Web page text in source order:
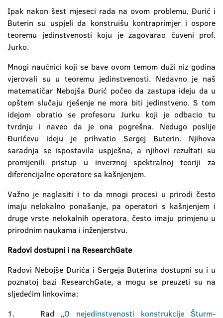
Ipak nakon šest mjeseci rada na ovom problemu, Đurić i
Buterin su uspjeli da konstruišu kontraprimjer i ospore
teoremu jedinstvenosti koju je zagovarao čuveni prof.
Jurko.
Mnogi naučnici koji se bave ovom temom duži niz godina
vjerovali su u teoremu jedinstvenosti. Nedavno je naš
matematičar Nebojša Đurić počeo da zastupa ideju da u
opštem slučaju rješenje ne mora biti jedinstveno. S tom
idejom obratio se profesoru Jurku koji je odbacio tu
tvrdnju i naveo da je ona pogrešna. Nedugo poslije
Đurićevu ideju je prihvatio Sergej Buterin. Njihova
saradnja se ispostavila uspješna, a njihovi rezultati su
promijenili pristup u inverznoj spektralnoj teoriji za
diferencijalne operatore sa kašnjenjem.
Važno je naglasiti i to da mnogi procesi u prirodi često
imaju nelokalno ponašanje, pa operatori s kašnjenjem i
druge vrste nelokalnih operatora, često imaju primjenu u
prirodnim naukama i inženjerstvu.
Radovi dostupni i na ResearchGate
Radovi Nebojše Đurića i Sergeja Buterina dostupni su i u
poznatoj bazi ResearchGate, a mogu se preuzeti su na
sljedećim linkovima:
1. Rad ,,O nejedinstvenosti konstrukcije Šturm-